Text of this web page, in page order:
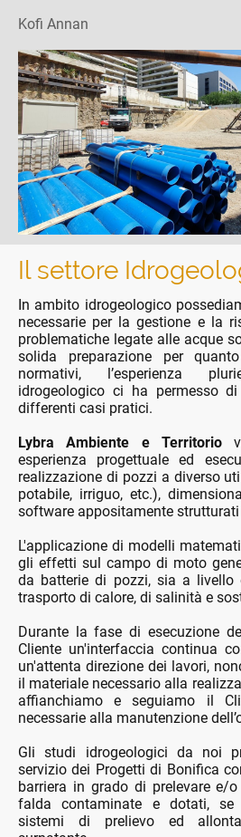
Kofi Annan
Il settore
In ambito idrogeologico
necessarie per la gestione e la
problematiche legate alle acque
solida preparazione per
normativi, l’esperienza
idrogeologico ci ha permesso
differenti casi pratici.
Lybra Ambiente e Territorio
esperienza progettuale ed
realizzazione di pozzi a diverso
potabile, irriguo, etc.),
software appositamente
L'applicazione di modelli
gli effetti sul campo di moto
da batterie di pozzi, sia a
trasporto di calore, di salinità e
Durante la fase di esecuzione
Cliente un'interfaccia continua
un'attenta direzione dei lavori,
il materiale necessario alla
affianchiamo e seguiamo il
necessarie alla manutenzione
Gli studi idrogeologici da noi
servizio dei Progetti di Bonifica
barriera in grado di prelevare e/
falda contaminate e dotati, se
sistemi di prelievo ed